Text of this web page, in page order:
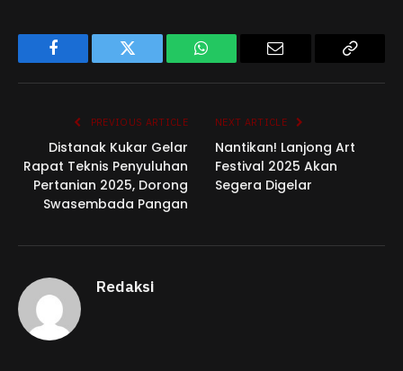
Facebook Twitter WhatsApp
PREVIOUS ARTICLE
Distanak Kukar Gelar
Rapat Teknis Penyuluhan
Pertanian 2025, Dorong
Swasembada Pangan
NEXT ARTICLE
Nantikan! Lanjong Art
Festival 2025 Akan
Segera Digelar
Redaksi